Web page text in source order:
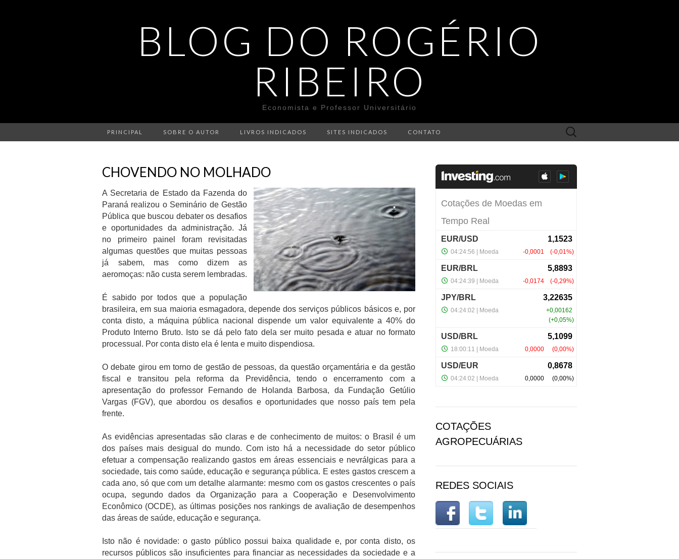
BLOG DO ROGÉRIO
RIBEIRO
Economista e Professor Universitário
PRINCIPAL SOBRE O AUTOR LIVROS INDICADOS SITES INDICADOS CONTATO
Search
for:
CHOVENDO NO MOLHADO
A Secretaria de Estado da Fazenda do
Paraná realizou o Seminário de Gestão
Pública que buscou debater os desafios
e oportunidades da administração. Já
no primeiro painel foram revisitadas
algumas questões que muitas pessoas
já sabem, mas como dizem as
aeromoças: não custa serem lembradas.
É sabido por todos que a população
brasileira, em sua maioria esmagadora, depende dos serviços públicos básicos e, por
conta disto, a máquina pública nacional dispende um valor equivalente a 40% do
Produto Interno Bruto. Isto se dá pelo fato dela ser muito pesada e atuar no formato
processual. Por conta disto ela é lenta e muito dispendiosa.
O debate girou em torno de gestão de pessoas, da questão orçamentária e da gestão
fiscal e transitou pela reforma da Previdência, tendo o encerramento com a
apresentação do professor Fernando de Holanda Barbosa, da Fundação Getúlio
Vargas (FGV), que abordou os desafios e oportunidades que nosso país tem pela
frente.
As evidências apresentadas são claras e de conhecimento de muitos: o Brasil é um
dos países mais desigual do mundo. Com isto há a necessidade do setor público
efetuar a compensação realizando gastos em áreas essenciais e nevrálgicas para a
sociedade, tais como saúde, educação e segurança pública. E estes gastos crescem a
cada ano, só que com um detalhe alarmante: mesmo com os gastos crescentes o país
ocupa, segundo dados da Organização para a Cooperação e Desenvolvimento
Econômico (OCDE), as últimas posições nos rankings de avaliação de desempenhos
das áreas de saúde, educação e segurança.
Isto não é novidade: o gasto público possui baixa qualidade e, por conta disto, os
recursos públicos são insuficientes para financiar as necessidades da sociedade e a
COTAÇÕES
AGROPECUÁRIAS
REDES SOCIAIS